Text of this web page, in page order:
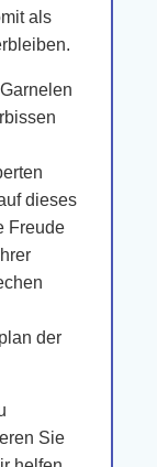
als
dieses
Freude
der
Sie